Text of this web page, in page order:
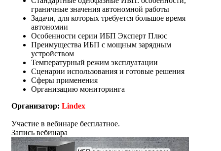
граничные значения автономной работы
Задачи, для которых требуется большое время
автономии
Особенности серии ИБП Эксперт Плюс
Преимущества ИБП с мощным зарядным
устройством
Температурный режим эксплуатации
Сценарии использования и готовые решения
Сферы применения
Организацию мониторинга
Организатор: Lindex
Участие в вебинаре бесплатное.
Запись вебинара